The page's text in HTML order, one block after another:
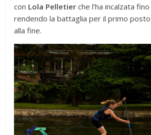
con Lola Pelletier che l’ha incalzata
rendendo la battaglia per il primo
alla fine.